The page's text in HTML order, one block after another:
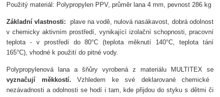
Použitý materiál: Polypropylen PPV, průměr lana 4 mm, pevnost 286 kg
Základní vlastnosti: plave na vodě, nulová nasákavost, dobrá odolnost
v chemicky aktivním prostředí, vynikající izolační schopnosti, pracovní
teplota - v prostředí do 80°C (teplota měknutí 140°C, teplota tání
165°C), vhodné k použití do pitné vody.
Polypropylenová lana ašňůry vyrobená z materiálu MULTITEX se
vyznačují měkkostí.Vzhledem ke své deklarované chemické
nezávadnosti a odolnosti se hodí i tam, kde přijdou do styku s dětmi či